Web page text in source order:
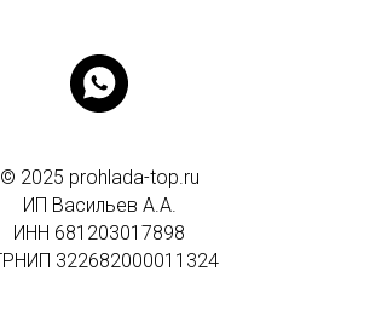
© 2025 prohlada-top.ru
ИП Васильев А.А.
ИНН 681203017898
322682000011324